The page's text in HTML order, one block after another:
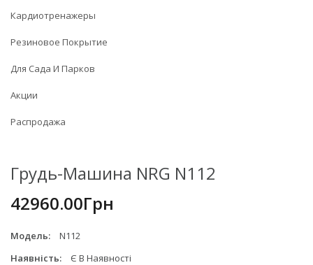
Кардиотренажеры
Резиновое Покрытие
Для Сада И Парков
Акции
Распродажа
Грудь-Машина NRG N112
42960.00Грн
Модель:
N112
Наявність:
Є В Наявності